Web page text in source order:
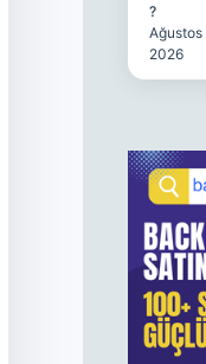
?
Ağustos
2026